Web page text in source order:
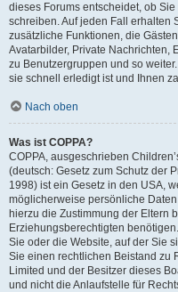
dieses Forums entscheidet, ob
schreiben. Auf jeden Fall erhalten
zusätzliche Funktionen, die
Avatarbilder, Private Nachrichten,
zu Benutzergruppen und so
sie schnell erledigt ist und Ihnen
Nach oben
Was ist COPPA?
COPPA, ausgeschrieben
(deutsch: Gesetz zum Schutz der
1998) ist ein Gesetz in den USA,
möglicherweise persönliche
hierzu die Zustimmung der Eltern
Erziehungsberechtigten
Sie oder die Website, auf der Sie
Sie einen rechtlichen Beistand zu
Limited und der Besitzer dieses
und nicht die Anlaufstelle für